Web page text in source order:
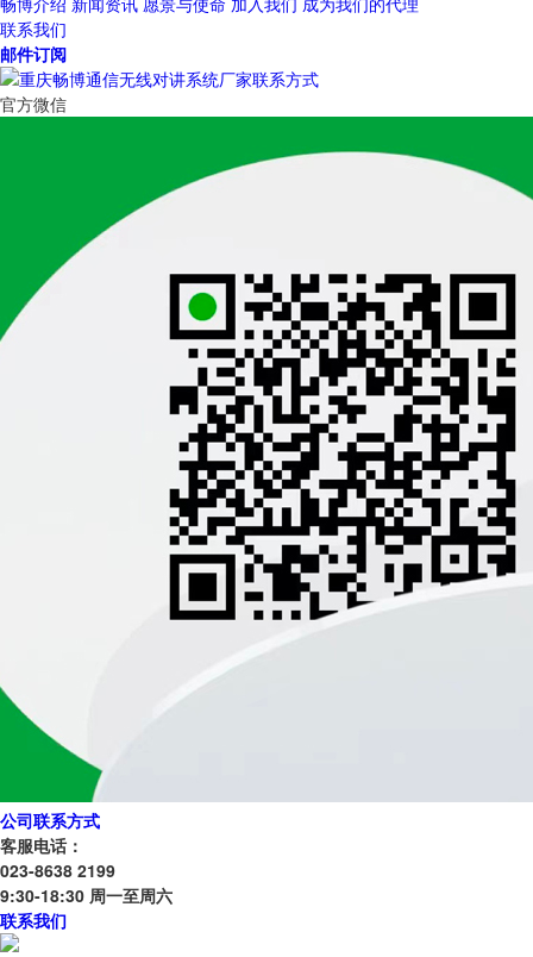
联系我们
邮件订阅
官方微信
公司联系方式
客服电话：
023-8638 2199
9:30-18:30 周一至周六
联系我们